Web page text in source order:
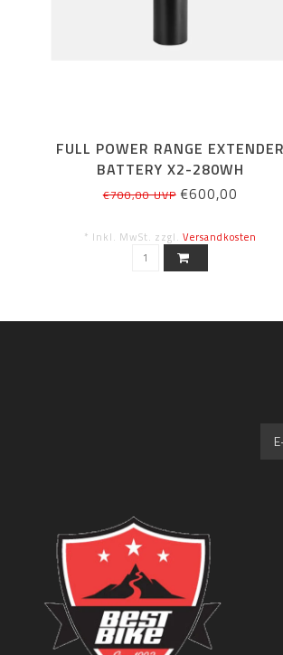
FULL POWER RANGE EXTENDER
BATTERY X2-280WH
€700,00 UVP€600,00
* Inkl. MwSt. zzgl. Versandkosten